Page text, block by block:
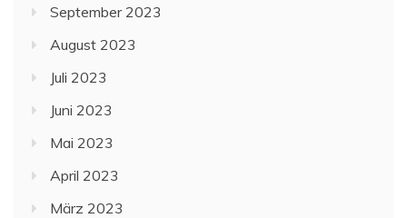
September 2023
August 2023
Juli 2023
Juni 2023
Mai 2023
April 2023
März 2023